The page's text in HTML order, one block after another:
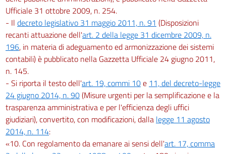
Ufficiale 31 ottobre 2009, n. 254.
- Il decreto legislativo 31 maggio 2011, n. 91 (Disposizioni
recanti attuazione dell'art. 2 della legge 31 dicembre 2009, n.
196, in materia di adeguamento ed armonizzazione dei sistemi
contabili) è pubblicato nella Gazzetta Ufficiale 24 giugno 2011,
n. 145.
- Si riporta il testo dell'art. 19, commi 10e 11, del decreto-legge
24 giugno 2014, n. 90(Misure urgenti per la semplificazione e la
trasparenza amministrativa e per l'efficienza degli uffici
giudiziari), convertito, con modificazioni, dalla legge 11 agosto
2014, n. 114:
«10. Con regolamento da emanare ai sensi dell'art. 17, comma